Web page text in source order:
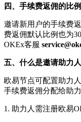
四、手续费返佣的比
邀请新用户的手续费
费返佣默认比例也为
OKEx客服
五、什么是邀请助力
欧易节点可配置助力
手续费返佣分配给助力
1. 助力人需注册欧易